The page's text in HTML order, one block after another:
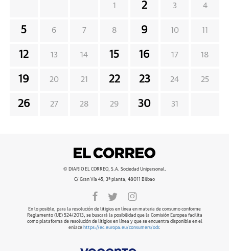
1 2 3 4
5 6 7 8 9 10 11
12 13 14 15 16 17 18
19 20 21 22 23 24 25
26 27 28 29 30 31
© DIARIO EL CORREO, S.A. Sociedad Unipersonal.
C/ Gran Vía 45, 3ª planta, 48011 Bilbao
En lo posible, para la resolución de litigios en línea en materia de consumo conforme
Reglamento (UE) 524/2013, se buscará la posibilidad que la Comisión Europea facilita
como plataforma de resolución de litigios en línea y que se encuentra disponible en el
enlace https://ec.europa.eu/consumers/odr.